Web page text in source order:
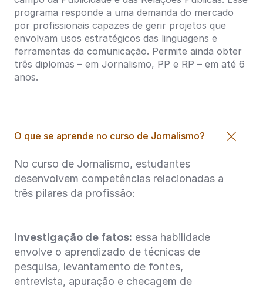
programa responde a uma demanda do mercado
por profissionais capazes de gerir projetos que
envolvam usos estratégicos das linguagens e
ferramentas da comunicação. Permite ainda obter
três diplomas – em Jornalismo, PP e RP – em até 6
anos.
O que se aprende no curso de Jornalismo?
No curso de Jornalismo, estudantes
desenvolvem competências relacionadas a
três pilares da profissão:
Investigação de fatos: essa habilidade
envolve o aprendizado de técnicas de
pesquisa, levantamento de fontes,
entrevista, apuração e checagem de